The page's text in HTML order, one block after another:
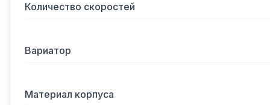
Количество скоростей
Вариатор
Материал корпуса